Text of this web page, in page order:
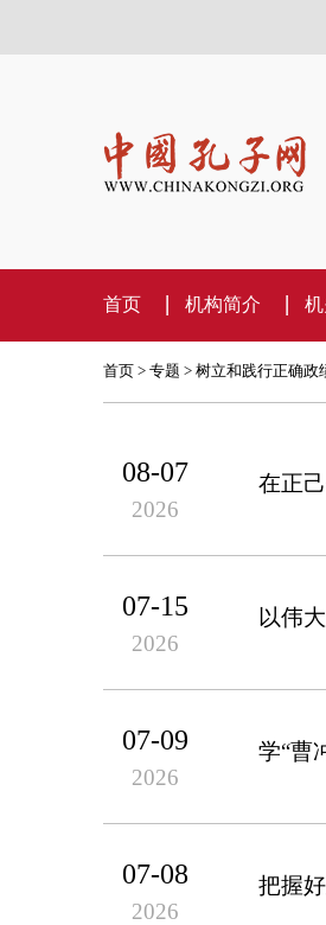
首页 机构简介
首页 > 专题 > 树立和践行正确政
08-07
2026
在正
07-15
2026
以伟
07-09
2026
学“曹
07-08
2026
把握